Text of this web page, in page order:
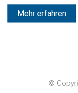
Mehr erfahren
©